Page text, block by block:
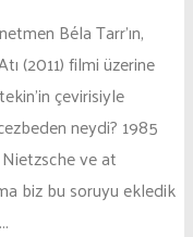
Béla Tarr’ın,
(2011) filmi üzerine
çevirisiyle
neydi? 1985
ve at
biz bu soruyu ekledik